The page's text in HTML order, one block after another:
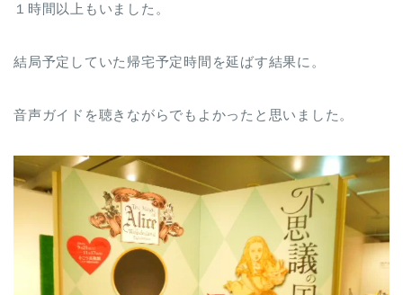
１時間以上もいました。
結局予定していた帰宅予定時間を延ばす結果に。
音声ガイドを聴きながらでもよかったと思いました。